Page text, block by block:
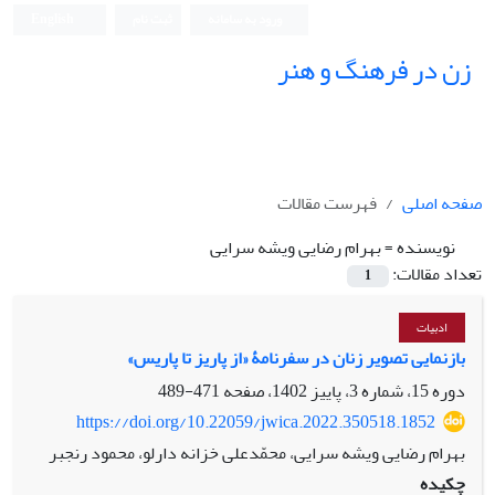
زن در فرهنگ و هنر
صفحه اصلی
فهرست مقالات
نویسنده =بهرام رضایی ویشه سرایی
تعداد مقالات:
1
ادبیات
بازنمایی تصویر زنان در سفرنامۀ «از پاریز تا پاریس»
دوره 15، شماره 3، پاییز 1402، صفحه
471-489
https://doi.org/10.22059/jwica.2022.350518.1852
بهرام رضایی ویشه سرایی، محمّدعلی خزانه دارلو، محمود رنجبر
چکیده